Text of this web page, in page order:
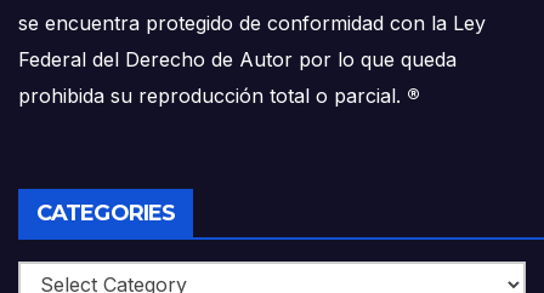
se encuentra protegido de conformidad con la Ley
Federal del Derecho de Autor por lo que queda
prohibida su reproducción total o parcial. ®
CATEGORIES
Categories